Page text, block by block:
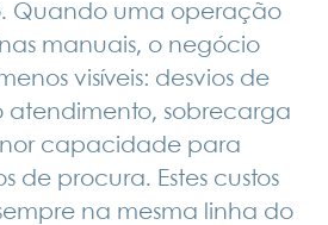
Quando uma operação
manuais, o negócio
visíveis: desvios de
atendimento, sobrecarga
capacidade para
de procura. Estes custos
na mesma linha do